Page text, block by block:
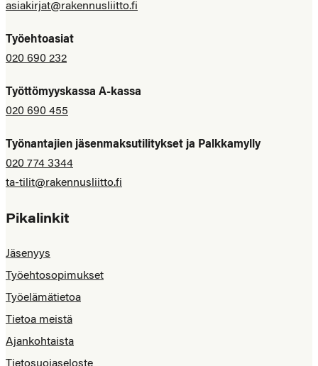
asiakirjat@rakennusliitto.fi
Työehtoasiat
020 690 232
Työttömyyskassa A-kassa
020 690 455
Työnantajien jäsenmaksutilitykset ja Palkkamylly
020 774 3344
ta-tilit@rakennusliitto.fi
Pikalinkit
Jäsenyys
Työehtosopimukset
Työelämätietoa
Tietoa meistä
Ajankohtaista